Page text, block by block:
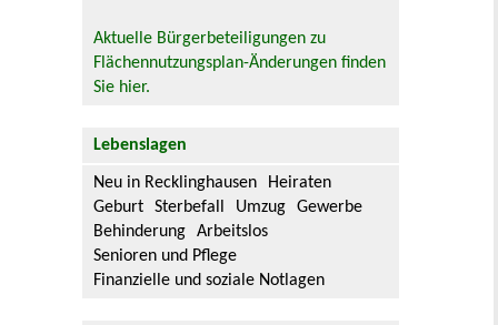
Aktuelle Bürgerbeteiligungen zu
Flächennutzungsplan-Änderungen finden
Sie hier.
Lebenslagen
Neu in Recklinghausen
Heiraten
Geburt
Sterbefall Umzug
Gewerbe
Behinderung
Arbeitslos
Senioren und Pflege
Finanzielle und soziale Notlagen